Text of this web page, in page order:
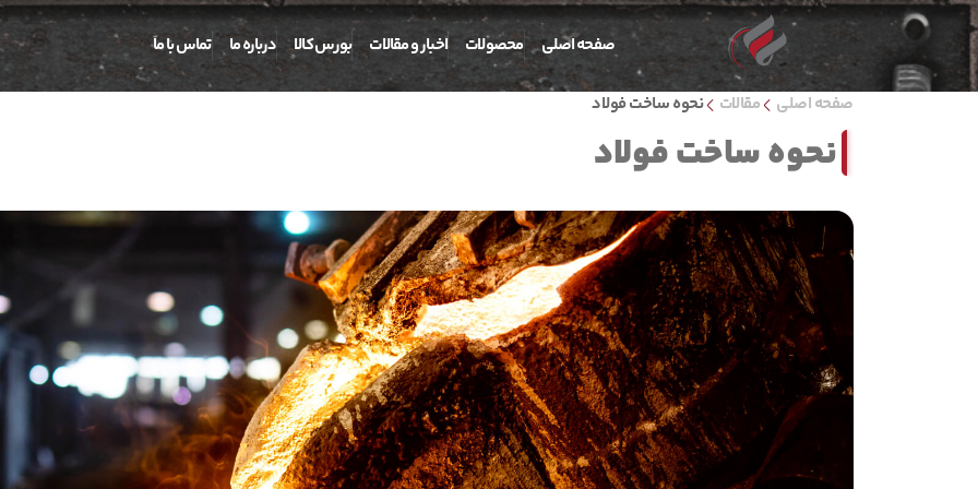
صفحه اصلي محصولات اخبار و مقالات بورس کالا درباره ما تماس با ما
صفحه اصلی مقالات نحوه ساخت فولاد
نحوه ساخت فولاد